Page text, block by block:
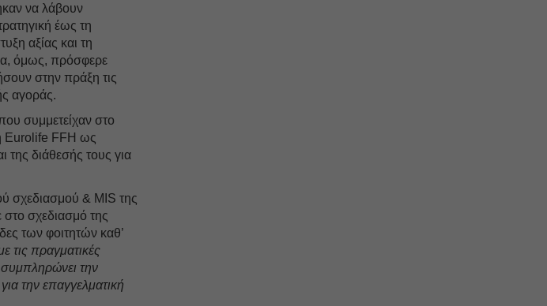
να λάβουν
έως τη
αξίας και τη
όμως, πρόσφερε
στην πράξη τις
αγοράς.
συμμετείχαν στο
Eurolife FFH ως
της διάθεσής τους για
σχεδιασμού & MIS της
σχεδιασμό της
των φοιτητών καθ’
τις πραγματικές
συμπληρώνει την
την επαγγελματική